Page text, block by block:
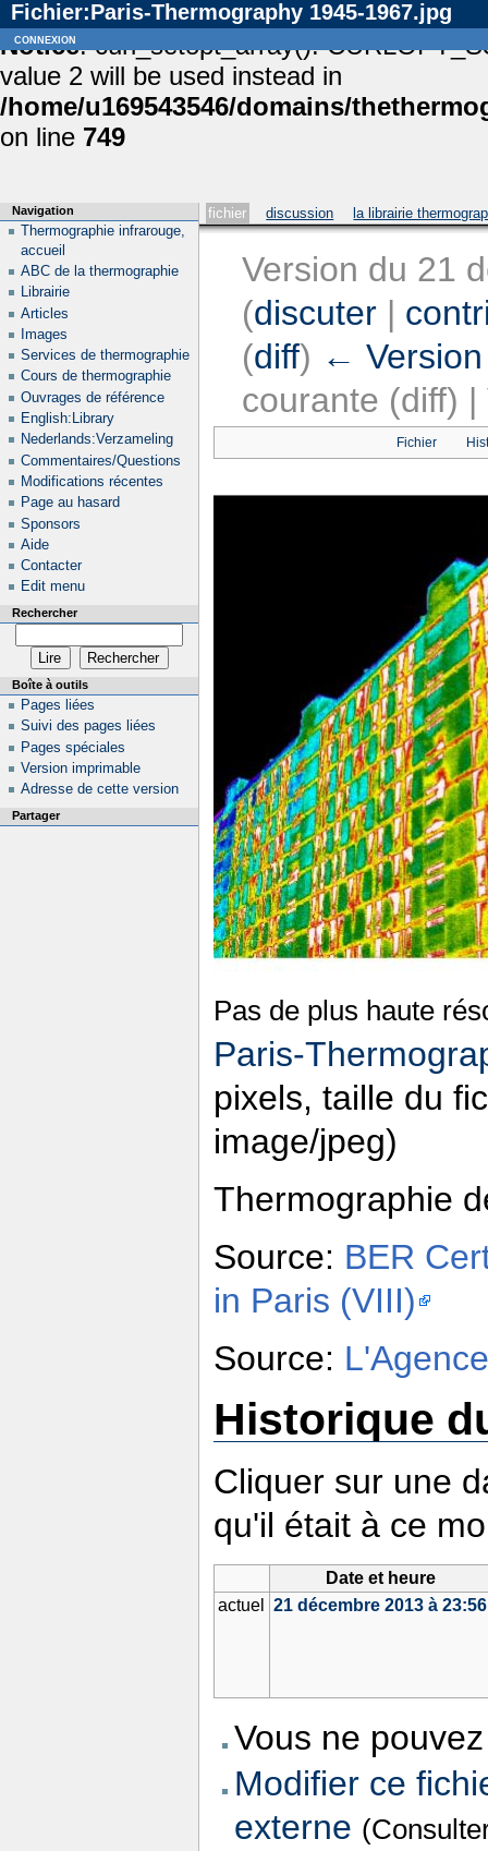
Notice: curl_setopt_array():
value 2 will be used instead in
/home/u169543546/domains/
on line 749
Fichier:Paris-Thermography 1945-1967.jpg
fichier discussion la librairie
Version du 21
(discuter |
(diff) ←
courante (diff)
Fichier
Pas de plus haute
Paris-
pixels, taille du
image/jpeg)
Thermographie
Source: BER
in Paris (VIII)
Source:
Historique
Cliquer sur une
qu'il était à ce
Date et heure
actuel
21 décembre 2013 à 23:56
Vous ne
Modifier ce
externe
Navigation
Thermographie infrarouge,
accueil
ABC de la thermographie
Librairie
Articles
Images
Services de thermographie
Cours de thermographie
Ouvrages de référence
English:Library
Nederlands:Verzameling
Commentaires/Questions
Modifications récentes
Page au hasard
Sponsors
Aide
Contacter
Edit menu
Rechercher
Boîte à outils
Pages liées
Suivi des pages liées
Pages spéciales
Version imprimable
Adresse de cette version
Partager
connexion